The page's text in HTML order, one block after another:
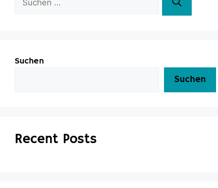
Suchen
Suchen
Recent Posts